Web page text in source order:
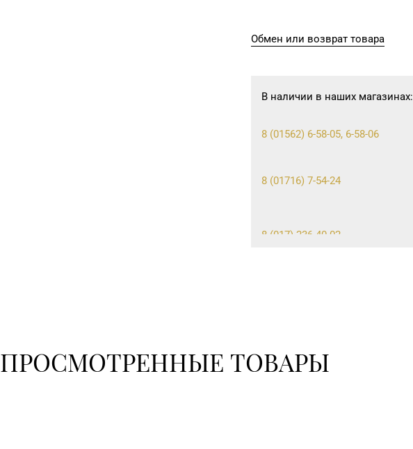
Обмен или возврат товара
В наличии в наших магазинах:
8 (01562) 6-58-05, 6-58-06
8 (01716) 7-54-24
8 (017) 236-40-02
ПРОСМОТРЕННЫЕ ТОВАРЫ